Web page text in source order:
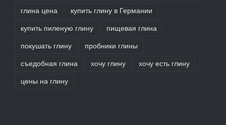
глина цена купить глину в Германии
купить пиленую глину пищевая глина
покушать глину пробники глины
съедобная глина хочу глину хочу есть глину
цены на глину